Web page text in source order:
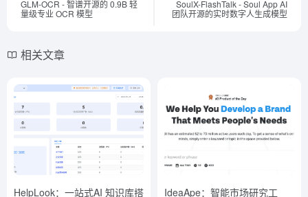
GLM-OCR - 智谱开源的 0.9B 轻
量级专业 OCR 模型
SoulX-FlashTalk - Soul App AI
团队开源的实时数字人生成模型
相关文章
HelpLook：一站式AI 知识库搭
IdeaApe：智能市场研究工